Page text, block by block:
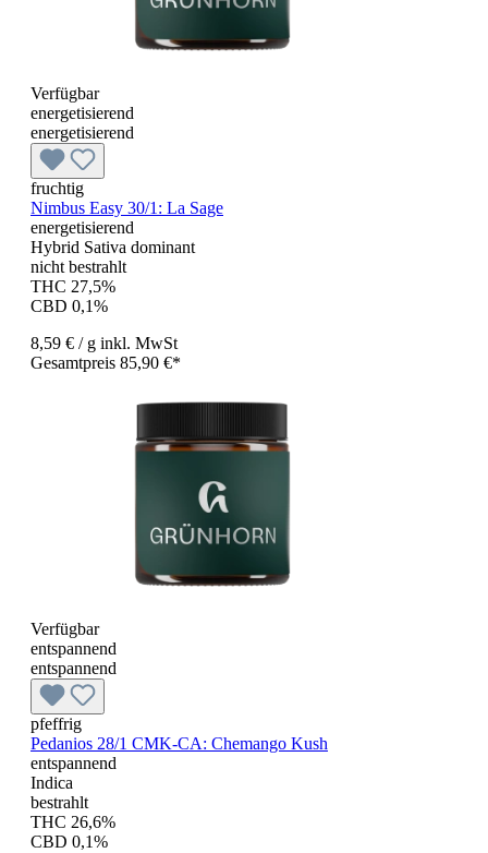
Verfügbar
energetisierend
energetisierend
fruchtig
Nimbus Easy 30/1: La Sage
energetisierend
Hybrid Sativa dominant
nicht bestrahlt
THC 27,5%
CBD 0,1%
8,59 € / g inkl. MwSt
Gesamtpreis 85,90 €*
Verfügbar
entspannend
entspannend
pfeffrig
Pedanios 28/1 CMK-CA: Chemango Kush
entspannend
Indica
bestrahlt
THC 26,6%
CBD 0,1%